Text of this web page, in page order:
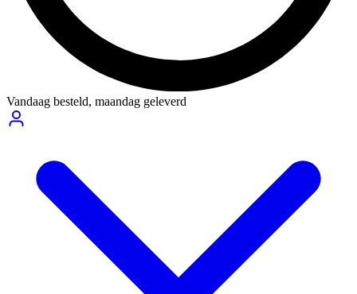
Vandaag besteld, maandag geleverd